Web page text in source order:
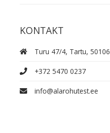
KONTAKT
Turu 47/4, Tartu, 50106
+372 5470 0237
info@alarohutest.ee